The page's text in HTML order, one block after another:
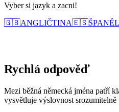
Vyber si jazyk a zacni!
🇬🇧ANGLIČTINA🇪🇸
Rychlá odpověď
Mezi běžná německá jména patří
vysvětluje výslovnost